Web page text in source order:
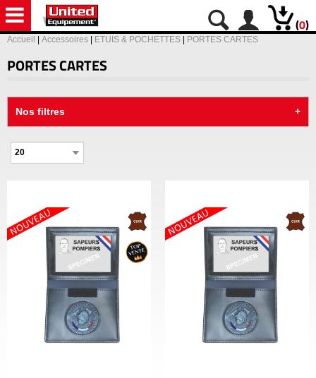
(0)
Accueil Accessoires ETUIS & POCHETTES PORTES CARTES
PORTES CARTES